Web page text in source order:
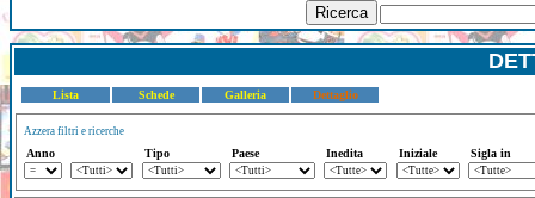
Ricerca
Lista Schede Galleria Dettaglio
Azzera filtri e ricerche
Anno Tipo Paese Inedita Iniziale Sigla in